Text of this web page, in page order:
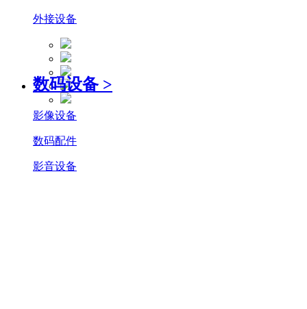
外接设备
数码设备 >
影像设备
数码配件
影音设备